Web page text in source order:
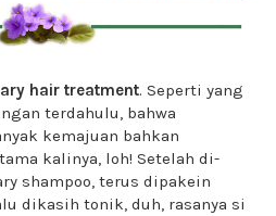
hair treatment. Seperti yang
terdahulu, bahwa
kemajuan bahkan
kalinya, loh! Setelah di-
shampoo, terus dipakein
dikasih tonik, duh, rasanya si